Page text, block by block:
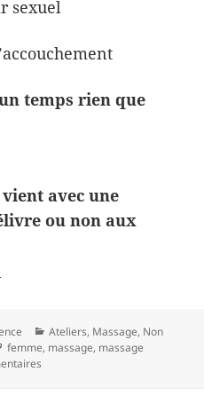
sexuel
temps rien que
vient avec une
ou non aux
Rebozo, soin de passage
Catégories
Ateliers, Massage, Non
Mots-
clés
femme, massage, massage